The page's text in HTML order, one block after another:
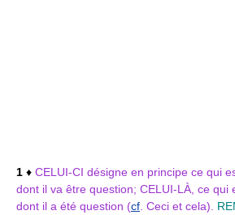
1 ♦ CELUI-CI désigne en principe ce qui
dont il va être question; CELUI-LÀ, ce qui
dont il a été question (cf . Ceci et cela).